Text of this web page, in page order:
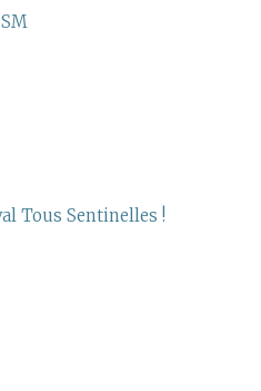
Tous Sentinelles !